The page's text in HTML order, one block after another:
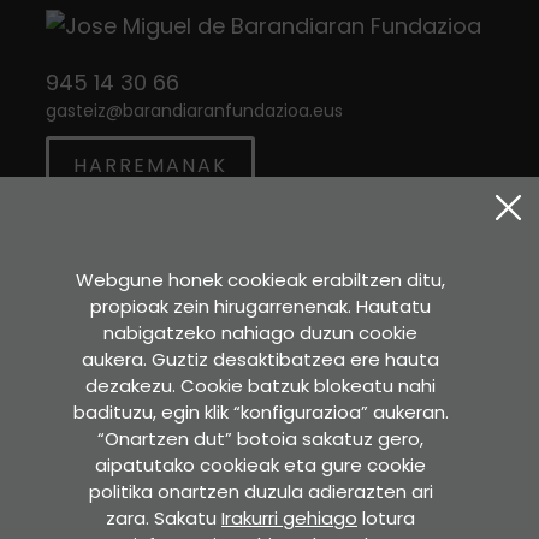
945 14 30 66
gasteiz@barandiaranfundazioa.eus
HARREMANAK
Sara Etxea
Murkondo Auzoa, 4
20211 ATAUN (Gipuzkoa)
GOOGLE MAPS-EN IKUSI
Idazkaritza
Pedro Asua , 2 - 2. solairua.
60. bulegoa. 01008 GASTEIZ
Webgune honek cookieak erabiltzen ditu,
propioak zein hirugarrenenak. Hautatu
nabigatzeko nahiago duzun cookie
aukera. Guztiz desaktibatzea ere hauta
dezakezu. Cookie batzuk blokeatu nahi
badituzu, egin klik “konfigurazioa” aukeran.
“Onartzen dut” botoia sakatuz gero,
aipatutako cookieak eta gure cookie
politika onartzen duzula adierazten ari
zara. Sakatu Irakurri gehiago lotura